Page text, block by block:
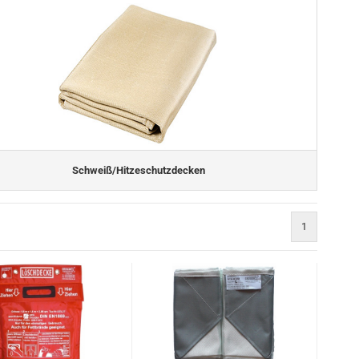
Schweiß/Hitzeschutzdecken
1